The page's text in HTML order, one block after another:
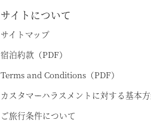
宿泊ギフト券｜HARVEST GIFT
東急ハーヴェストクラブガイドブッ
（デジタルパンフレット）
VIALA annex有馬六彩
RESERVEシリーズ
RESERVE箱根明神平 In nol
サイトについて
サイトマップ
宿泊約款（PDF）
Terms and Conditions（PDF）
カスタマーハラスメントに対する基本
ご旅行条件について